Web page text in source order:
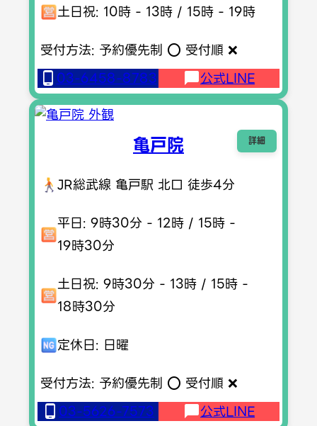
土日祝: 10時 - 13時 / 15時 - 19時
受付方法: 予約優先制 ⭕️ 受付順 ❌
03-6458-8783
公式LINE
詳細
亀戸院
JR総武線 亀戸駅 北口 徒歩4分
平日: 9時30分 - 12時 / 15時 -
19時30分
土日祝: 9時30分 - 13時 / 15時 -
18時30分
定休日: 日曜
受付方法: 予約優先制 ⭕️ 受付順 ❌
03-5626-7573
公式LINE